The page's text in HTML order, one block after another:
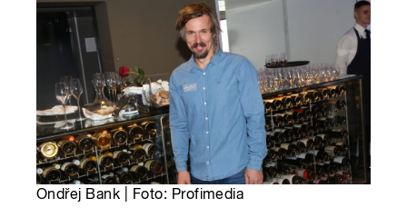
Ondřej Bank | Foto: Profimedia